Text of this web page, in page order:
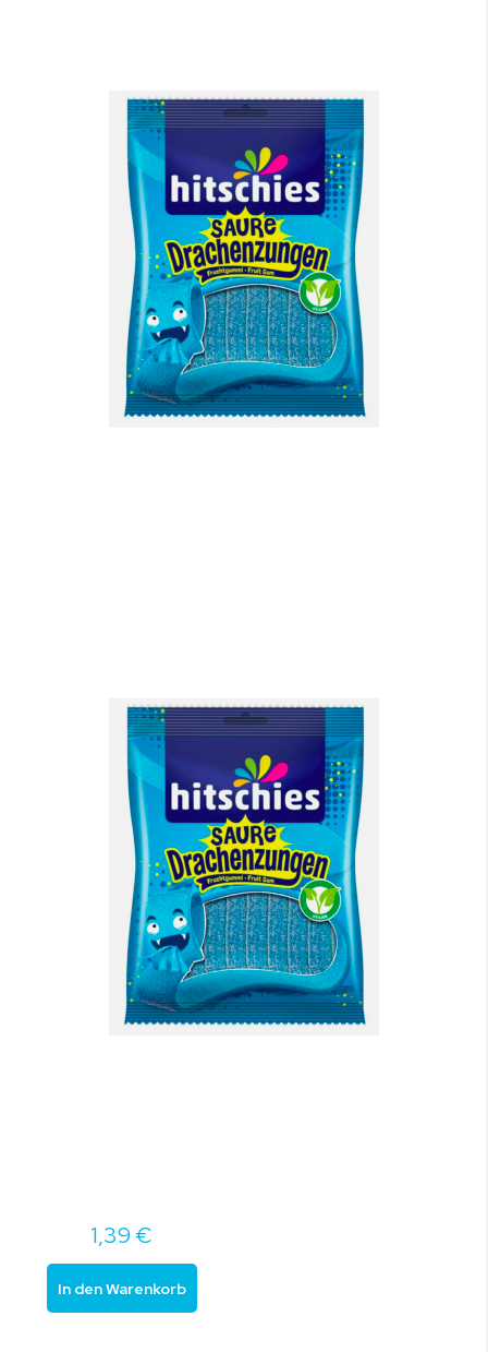
1,39 €
In den Warenkorb